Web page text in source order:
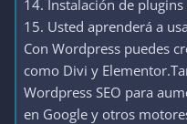
14. Instalación de
15. Usted aprenderá a
Con Wordpress puedes
como Divi y
Wordpress SEO para
en Google y otros